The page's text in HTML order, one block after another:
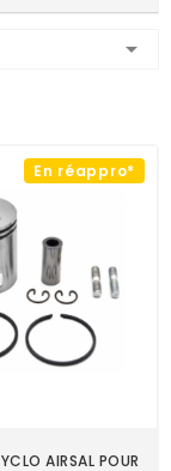

En réappro*
AIRSAL POUR